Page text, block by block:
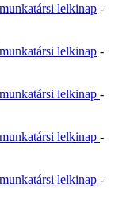
lelkinap -
lelkinap -
lelkinap -
lelkinap -
lelkinap -